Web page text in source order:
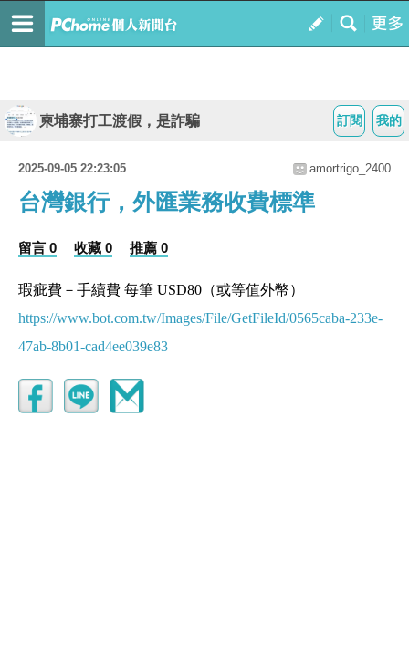
我的
訂閱
柬埔寨打工渡假，是詐騙
2025-09-05 22:23:05 amortrigo_2400
台灣銀行，外匯業務收費標準
留言 0 收藏 0 推薦 0
瑕疵費－手續費 每筆 USD80（或等值外幣）
https://www.bot.com.tw/Images/File/GetFileId/0565caba-233e-
47ab-8b01-cad4ee039e83